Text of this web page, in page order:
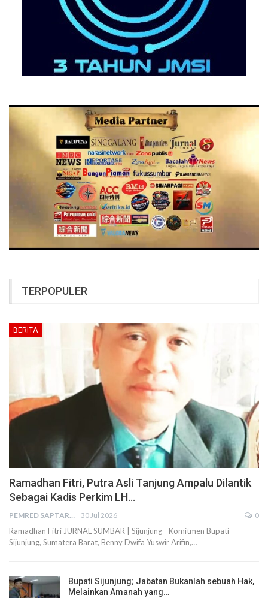
TERPOPULER
BERITA
Ramadhan Fitri, Putra Asli Tanjung Ampalu Dilantik
Sebagai Kadis Perkim LH…
PEMRED SAPTARIUS 30 Jul 2026 0
Ramadhan Fitri JURNAL SUMBAR | Sijunjung - Komitmen Bupati
Sijunjung, Sumatera Barat, Benny Dwifa Yuswir Arifin,…
Bupati Sijunjung; Jabatan Bukanlah sebuah Hak,
Melainkan Amanah yang…